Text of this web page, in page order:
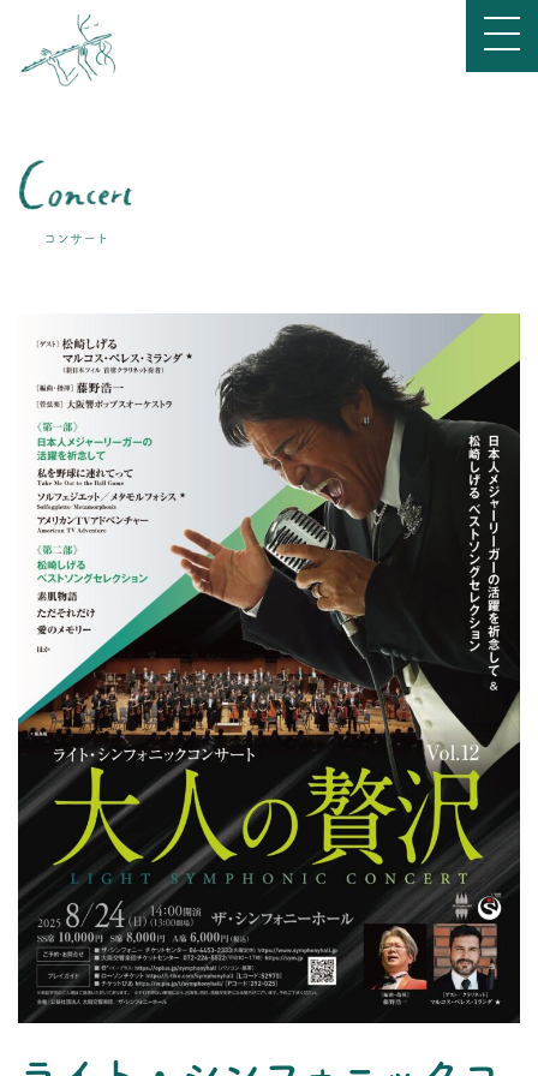
トップ
プロフィール
コンサート
お知らせ
レッスン
お問い合わせ
コンサート